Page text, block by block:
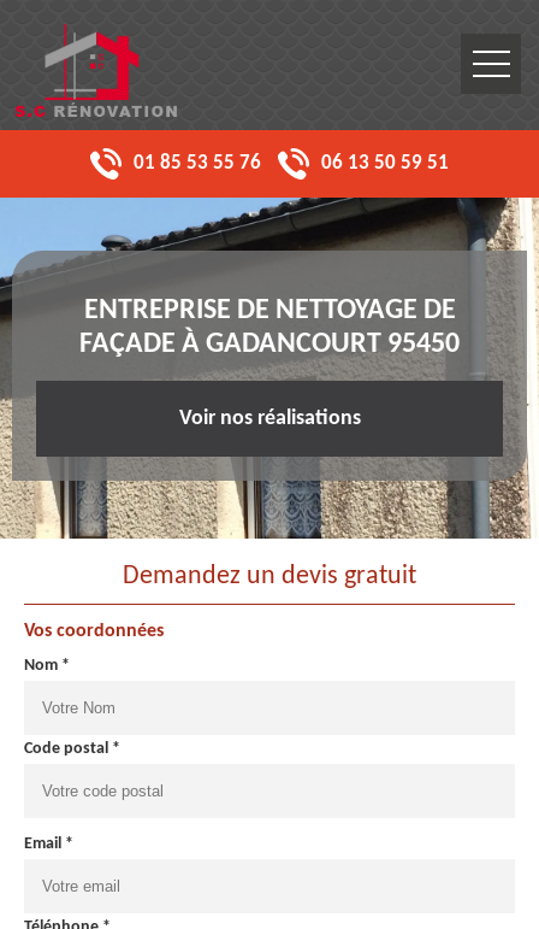
01 85 53 55 76 06 13 50 59 51
ENTREPRISE DE NETTOYAGE DE
FAÇADE À GADANCOURT 95450
Voir nos réalisations
Demandez un devis gratuit
Vos coordonnées
Nom *
Code postal *
Email *